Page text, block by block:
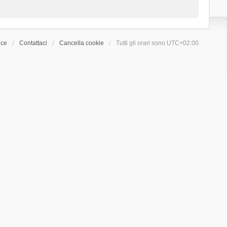
Contattaci Cancella cookie Tutti gli orari sono UTC+02:00